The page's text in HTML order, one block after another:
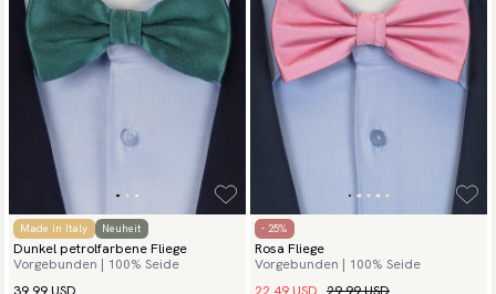
Made in Italy Neuheit
Dunkel petrolfarbene Fliege
Vorgebunden | 100% Seide
- 25%
Rosa Fliege
Vorgebunden | 100% Seide
22.49 USD 29.99 USD